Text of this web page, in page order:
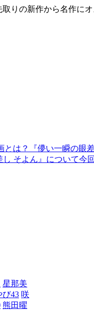
りの新作から名作に
とは？『儚い一瞬の
そよん』について今
星那美
び43 咲
熊田曜